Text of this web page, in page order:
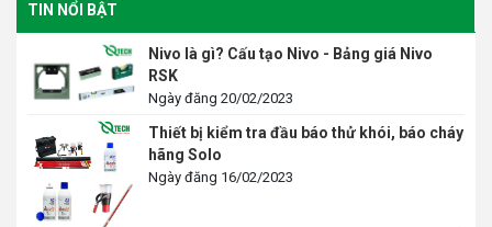
TIN NỔI BẬT
Nivo là gì? Cấu tạo Nivo - Bảng giá Nivo
RSK
Ngày đăng 20/02/2023
Thiết bị kiểm tra đầu báo thử khói, báo cháy
hãng Solo
Ngày đăng 16/02/2023